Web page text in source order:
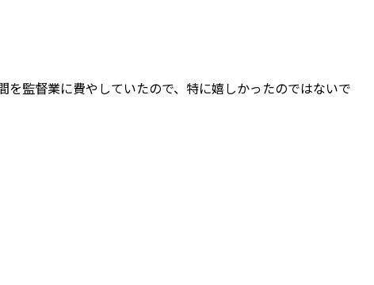
監督業に費やしていたので、特に嬉しかったのではないで